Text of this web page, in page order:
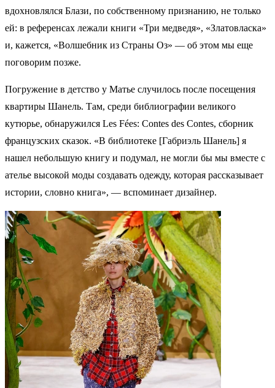
вдохновлялся Блази, по собственному признанию, не только
ей: в референсах лежали книги «Три медведя», «Златовласка»
и, кажется, «Волшебник из Страны Оз» — об этом мы еще
поговорим позже.
Погружение в детство у Матье случилось после посещения
квартиры Шанель. Там, среди библиографии великого
кутюрье, обнаружился Les Fées: Contes des Contes, сборник
французских сказок. «В библиотеке [Габриэль Шанель] я
нашел небольшую книгу и подумал, не могли бы мы вместе с
ателье высокой моды создавать одежду, которая рассказывает
истории, словно книга», — вспоминает дизайнер.